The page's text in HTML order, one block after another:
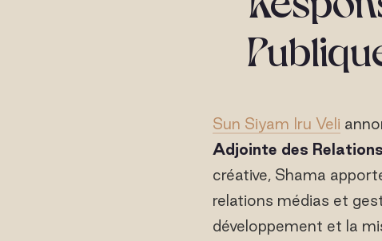
Sun Siyam Iru Veli
Adjointe des
créative, Shama
relations médias et
développement et la